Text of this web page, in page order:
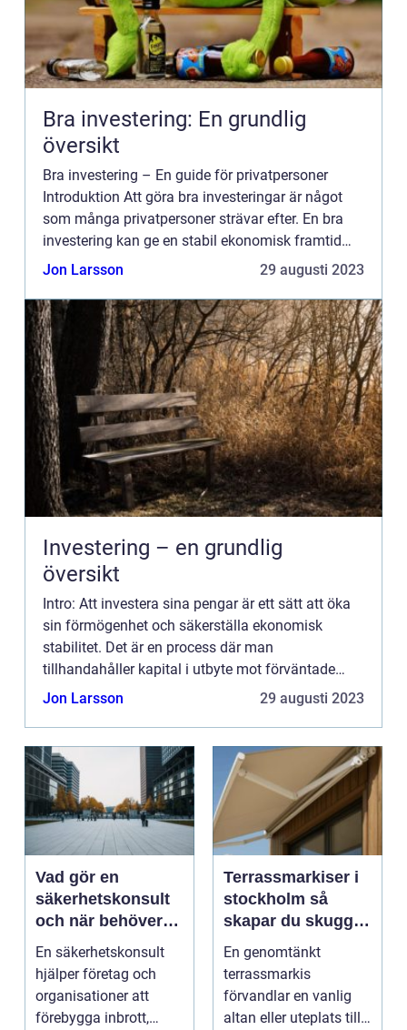
Bra investering: En grundlig
översikt
Bra investering – En guide för privatpersoner
Introduktion Att göra bra investeringar är något
som många privatpersoner strävar efter. En bra
investering kan ge en stabil ekonomisk framtid
och bidra till att uppnå ekonomiska mål. I denna
Jon Larsson 29 augusti 2023
Investering – en grundlig
översikt
Intro: Att investera sina pengar är ett sätt att öka
sin förmögenhet och säkerställa ekonomisk
stabilitet. Det är en process där man
tillhandahåller kapital i utbyte mot förväntade
framtida inkomster. I denna artikel kommer vi att
Jon Larsson 29 augusti 2023
Vad gör en
säkerhetskonsult
och när behöver
du en?
En säkerhetskonsult
hjälper företag och
organisationer att
förebygga inbrott,
Terrassmarkiser i
stockholm så
skapar du skugga,
stil och komfort på
uteplatsen
En genomtänkt
terrassmarkis
förvandlar en vanlig
altan eller uteplats till